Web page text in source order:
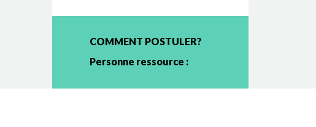
COMMENT POSTULER?
Personne ressource :